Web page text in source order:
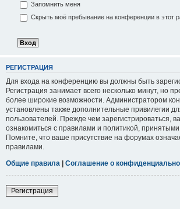
Запомнить меня
Скрыть моё пребывание на конференции в этот
РЕГИСТРАЦИЯ
Для входа на конференцию вы должны быть
Регистрация занимает всего несколько минут, но
более широкие возможности. Администратором
установлены также дополнительные привилегии
пользователей. Прежде чем зарегистрироваться,
ознакомиться с правилами и политикой,
Помните, что ваше присутствие на форумах
правилами.
Общие правила | Соглашение о
Регистрация